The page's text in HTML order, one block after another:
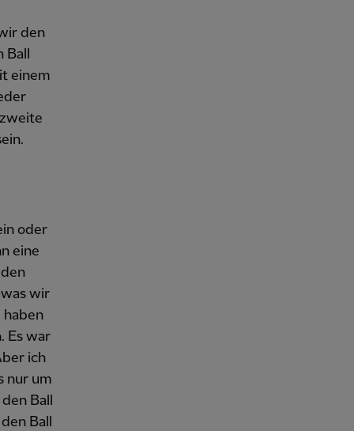
den
einem
oder
eine
wir
haben
Es war
ich
nur um
Ball
Ball